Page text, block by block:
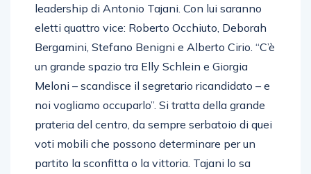
leadership di Antonio Tajani. Con lui saranno
eletti quattro vice: Roberto Occhiuto, Deborah
Bergamini, Stefano Benigni e Alberto Cirio. “C’è
un grande spazio tra Elly Schlein e Giorgia
Meloni – scandisce il segretario ricandidato – e
noi vogliamo occuparlo”. Si tratta della grande
prateria del centro, da sempre serbatoio di quei
voti mobili che possono determinare per un
partito la sconfitta o la vittoria. Tajani lo sa